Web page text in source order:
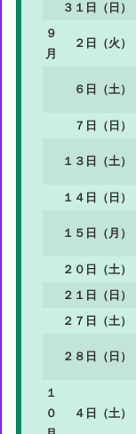
３１日（日）
９
月
２日（火）
６日（土）
７日（日）
１３日（土）
１４日（日）
１５日（月）
２０日（土）
２１日（日）
２７日（土）
２８日（日）
１
０
４日（土）